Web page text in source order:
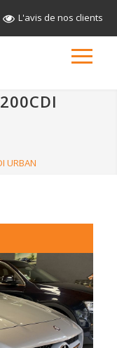
L'avis de nos clients
URBAN